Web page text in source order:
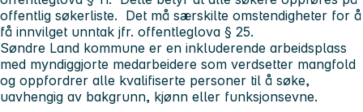
offentlig søkerliste. Det må særskilte omstendigheter for å
få innvilget unntak jfr. offentleglova § 25.
Søndre Land kommune er en inkluderende arbeidsplass
med myndiggjorte medarbeidere som verdsetter mangfold
og oppfordrer alle kvalifiserte personer til å søke,
uavhengig av bakgrunn, kjønn eller funksjonsevne.